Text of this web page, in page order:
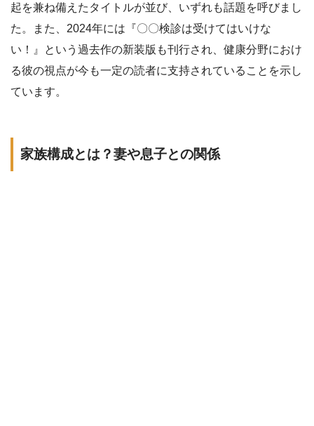
起を兼ね備えたタイトルが並び、いずれも話題を呼びまし
た。また、2024年には『〇〇検診は受けてはいけな
い！』という過去作の新装版も刊行され、健康分野におけ
る彼の視点が今も一定の読者に支持されていることを示し
ています。
家族構成とは？妻や息子との関係